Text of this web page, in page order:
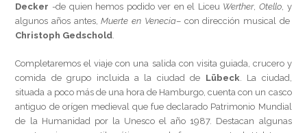
Decker -de quien hemos podido ver en el Liceu Werther,Otello , y
algunos años antes,Muerte en Venecia– con dirección musical de
Christoph Gedschold
Completaremos el viaje con una salida con visita guiada, crucero y
comida de grupo incluida a la ciudad de Lübeck . La ciudad,
situada a poco más de una hora de Hamburgo, cuenta con un casco
antiguo de orígen medieval que fue declarado Patrimonio Mundial
de la Humanidad por la Unesco el año 1987. Destacan algunas